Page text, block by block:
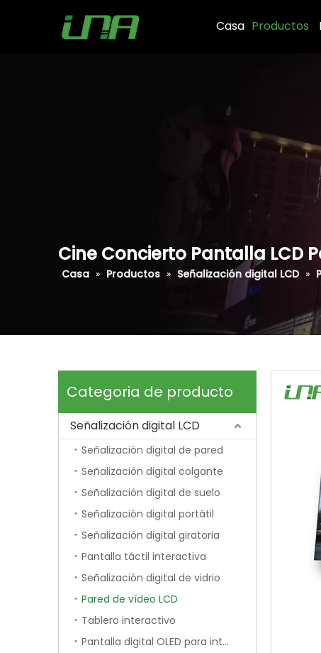
Casa Productos
Cine Concierto Pantalla LCD
Casa » Productos » Señalización digital LCD »
Categoria de producto
Señalización digital LCD
Señalización digital de pared
Señalización digital colgante
Señalización digital de suelo
Señalización digital portátil
Señalización digital giratoria
Pantalla táctil interactiva
Señalización digital de vidrio
Pared de vídeo LCD
Tablero interactivo
Pantalla digital OLED para interiores